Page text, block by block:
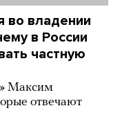
во владении
в России
частную
Максим
отвечают